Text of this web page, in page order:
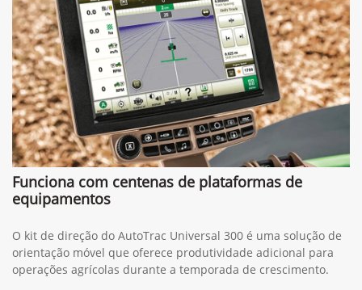
Funciona com centenas de plataformas de
equipamentos
O kit de direção do AutoTrac Universal 300 é uma solução de
orientação móvel que oferece produtividade adicional para
operações agrícolas durante a temporada de crescimento.